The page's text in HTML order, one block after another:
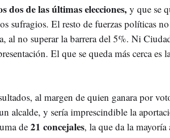
dos de las últimas elecciones,y que se
sufragios. El resto de fuerzas políticas
al no superar la barrera del 5%. Ni
El que se queda más cerca es
al margen de quien ganara por
alcalde, y sería imprescindible la
de 21 concejales, la que da la mayoría